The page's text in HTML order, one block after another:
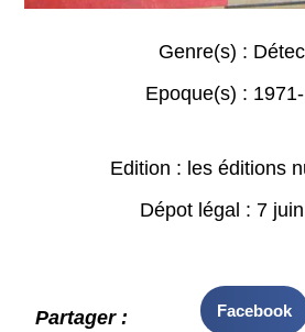
Genre(s) :
Epoque(s) :
Edition : les éditions
Dépot légal : 7
Partager : Facebook